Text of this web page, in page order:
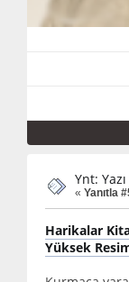
Ynt:
« Yanıtla
Harikalar
Yüksek